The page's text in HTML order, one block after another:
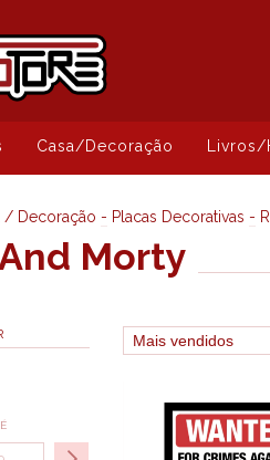
Casa/Decoração Livros/
/ Decoração - Placas Decorativas -
Morty